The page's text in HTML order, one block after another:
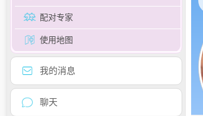
配对专家
使用地图
我的消息
聊天